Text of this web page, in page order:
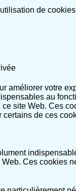
de
améliorer votre
au
site Web. Ces
de ces
Ces cookies